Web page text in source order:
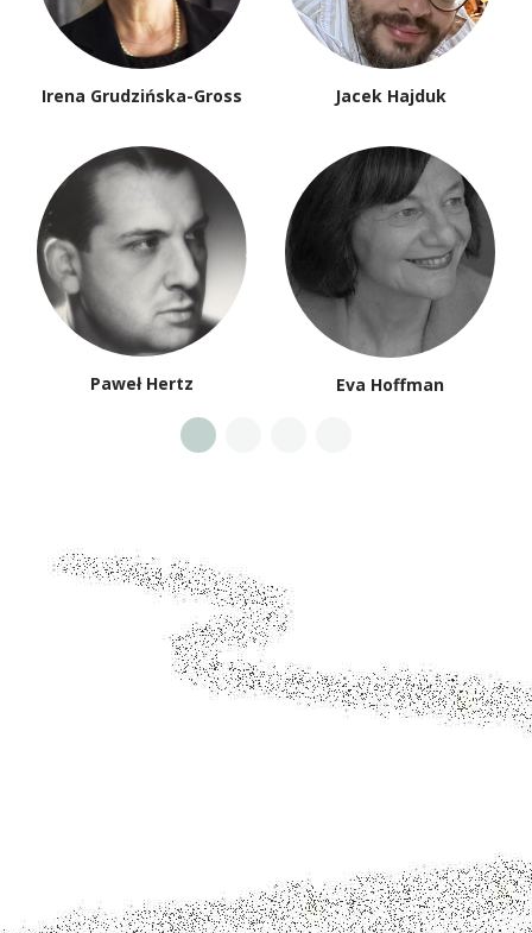
Irena Grudzińska-Gross Jacek Hajduk
Paweł Hertz Eva Hoffman